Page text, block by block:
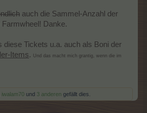
auch die Sammel-Anzahl der
Danke.
diese Tickets u.a. auch als Boni der
Items.
Und das macht mich grantig, wenn die im
iwalam70 und 3 anderen gefällt dies.